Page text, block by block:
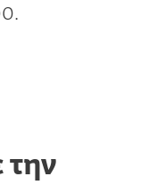
την